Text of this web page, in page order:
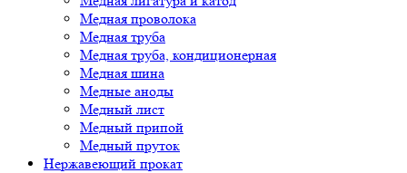
Медная проволока
Медная труба
Медная труба, кондиционерная
Медная шина
Медные аноды
Медный лист
Медный припой
Медный пруток
Нержавеющий прокат